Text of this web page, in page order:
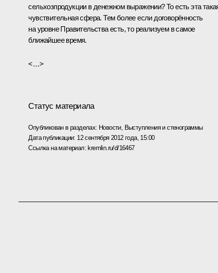
сельхозпродукции в денежном выражении? То есть эта
чувствительная сфера. Тем более если договорённость
на уровне Правительства есть, то реализуем в самое
ближайшее время.
<…>
Статус материала
Опубликован в разделах: Новости, Выступления и стенограммы
Дата публикации: 12 сентября 2012 года, 15:00
Ссылка на материал: kremlin.ru/d/16467